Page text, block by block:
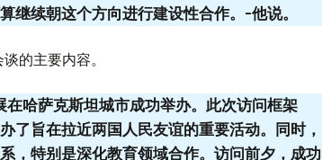
继续朝这个方向进行建设性合作。-他说。
的主要内容。
哈萨克斯坦城市成功举办。此次访问框架
了旨在拉近两国人民友谊的重要活动。同时，
，特别是深化教育领域合作。访问前夕，成功